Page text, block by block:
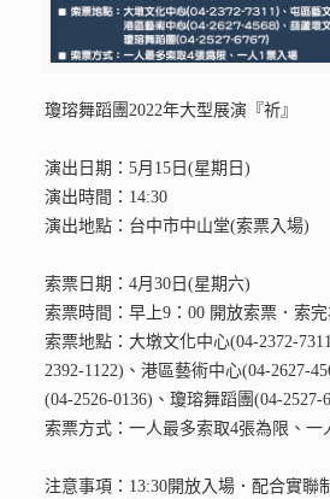
瓊瑢舞蹈團2022年大型展演『祈』
演出日期：5月15日(星期日)
演出時間：14:30
演出地點：台中市中山堂(索票入場)
索票日期：4月30日(星期六)
索票時間：早上9：00 開放索票．索
索票地點：大墩文化中心(04-2372-
2392-1122)、港區藝術中心(04-2627-
(04-2526-0136)、瓊瑢舞蹈團(04-2527-
索票方式：一人最多索取4張為限、一
注意事項：13:30開放入場．配合實聯